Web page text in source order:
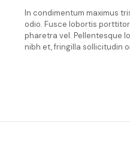
In condimentum maximus
odio. Fusce lobortis
pharetra vel. Pellentesque
nibh et, fringilla sollicitudin